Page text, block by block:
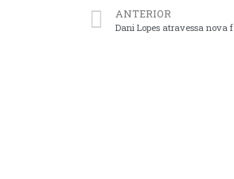
ANTERIOR
Dani Lopes atravessa nova